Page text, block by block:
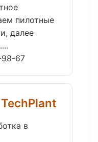
пилотные
далее
67
в